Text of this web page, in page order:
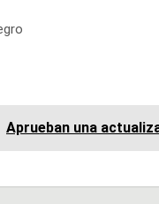
Aprueban una